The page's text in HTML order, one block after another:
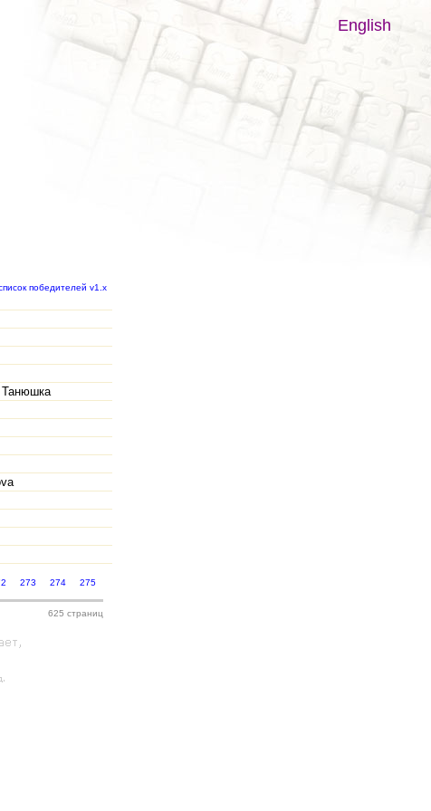
победителей v1.x
273 274 275
625 страниц
English